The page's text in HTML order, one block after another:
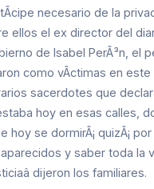
necesario de la
ellos el ex director del
de Isabel PerÃ³n, el
como vÃ­ctimas en este
sacerdotes que
hoy en esas calles,
se dormirÃ¡ quizÃ¡
y saber toda la
dijeron los familiares.